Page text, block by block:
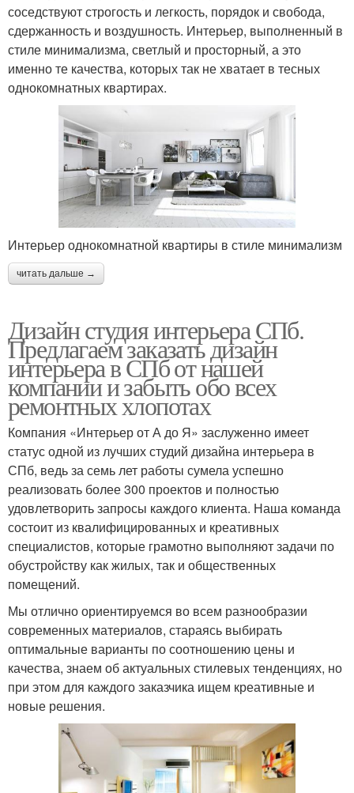
соседствуют строгость и легкость, порядок и свобода,
сдержанность и воздушность. Интерьер, выполненный в
стиле минимализма, светлый и просторный, а это
именно те качества, которых так не хватает в тесных
однокомнатных квартирах.
Интерьер однокомнатной квартиры в стиле минимализм
читать дальше →
Дизайн студия интерьера СПб.
Предлагаем заказать дизайн
интерьера в СПб от нашей
компании и забыть обо всех
ремонтных хлопотах
Компания «Интерьер от А до Я» заслуженно имеет
статус одной из лучших студий дизайна интерьера в
СПб, ведь за семь лет работы сумела успешно
реализовать более 300 проектов и полностью
удовлетворить запросы каждого клиента. Наша команда
состоит из квалифицированных и креативных
специалистов, которые грамотно выполняют задачи по
обустройству как жилых, так и общественных
помещений.
Мы отлично ориентируемся во всем разнообразии
современных материалов, стараясь выбирать
оптимальные варианты по соотношению цены и
качества, знаем об актуальных стилевых тенденциях, но
при этом для каждого заказчика ищем креативные и
новые решения.